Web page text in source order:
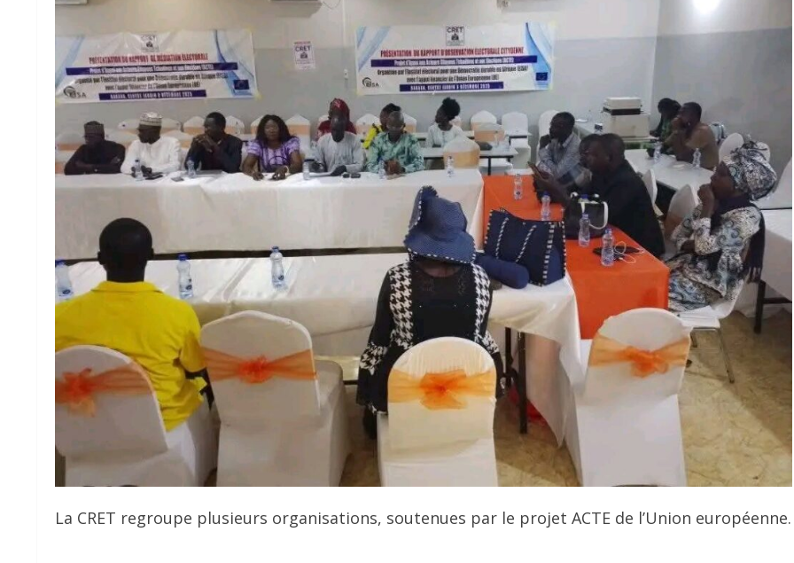
La CRET regroupe plusieurs organisations, soutenues par le projet ACTE de l’Union européenne.